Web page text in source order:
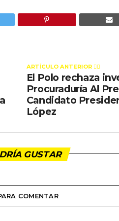
ARTÍCULO ANTERIOR 👉🏻
El Polo rechaza
Procuraduría Al
Candidato
López
GUSTAR
COMENTAR